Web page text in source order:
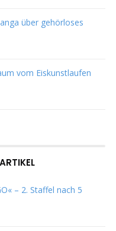
über gehörloses
vom Eiskunstlaufen
– 2. Staffel nach 5